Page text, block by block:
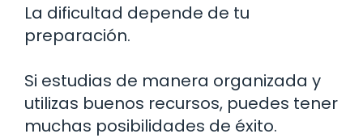
La dificultad depende de tu
preparación.
Si estudias de manera organizada y
utilizas buenos recursos, puedes tener
muchas posibilidades de éxito.